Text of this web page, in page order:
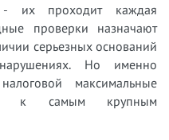
- их проходит каждая
проверки назначают
серьезных оснований
Но именно
максимальные
к самым крупным